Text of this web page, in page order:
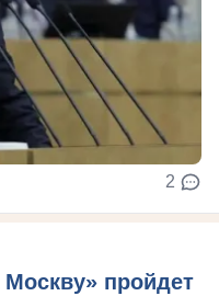
2
Москву» пройдет